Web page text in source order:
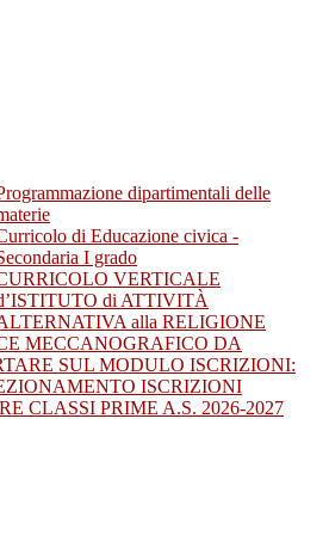
dipartimentali delle
di Educazione civica -
I grado
VERTICALE
di ATTIVITÀ
alla RELIGIONE
MECCANOGRAFICO DA
SUL MODULO ISCRIZIONI:
ISCRIZIONI
CLASSI PRIME A.S. 2026-2027